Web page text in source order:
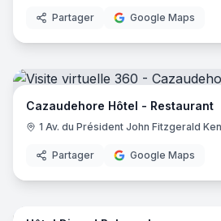
Partager Google Maps
Cazaudehore Hôtel - Restaurant
Partager Google Maps